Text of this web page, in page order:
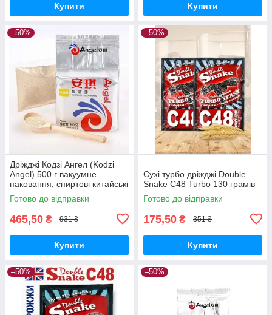
Купити Купити
–50%
Дріжджі Кодзі Ангел (Kodzi
Angel) 500 г вакуумне
паковання, спиртові китайські
дріжджі
Готово до відправки
465,50 ₴ 931 ₴
Купити
–50%
Сухі турбо дріжджі Double
Snake C48 Turbo 130 грамів
Готово до відправки
175,50 ₴ 351 ₴
Купити
–50% –50%